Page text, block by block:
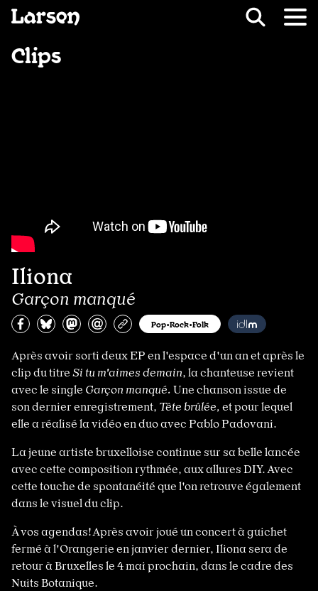
Fil d’ariane
Clips
Iliona
Garçon manqué
Partagez sur Facebook
Partager sur Bluesky
Partager sur Mastodon
Partagez par e-mail
Copiez l’urlPop•Rock•Folk
Après avoir sorti deux EP en l'espace d'un an et après le
clip du titre Si tu m'aimes demain, la chanteuse revient
avec le single Garçon manqué. Une chanson issue de
son dernier enregistrement, Tête brûlée, et pour lequel
elle a réalisé la vidéo en duo avec Pablo Padovani.
La jeune artiste bruxelloise continue sur sa belle lancée
avec cette composition rythmée, aux allures DIY. Avec
cette touche de spontanéité que l'on retrouve également
dans le visuel du clip.
À vos agendas! Après avoir joué un concert à guichet
fermé à l'Orangerie en janvier dernier, Iliona sera de
retour à Bruxelles le 4 mai prochain, dans le cadre des
Nuits Botanique.